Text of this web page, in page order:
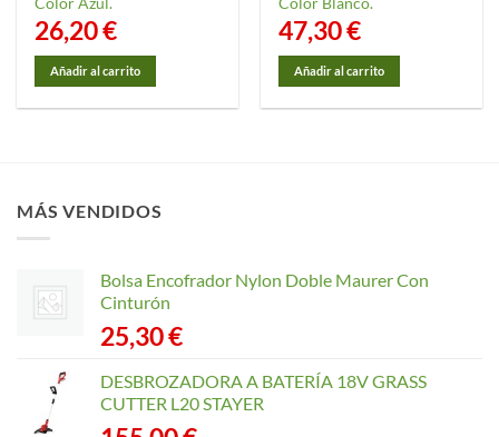
Color Azul.
26,20€
Añadir al carrito
Color Blanco.
47,30€
Añadir al carrito
MÁS VENDIDOS
Bolsa Encofrador Nylon Doble Maurer Con
Cinturón
25,30€
DESBROZADORA A BATERÍA 18V GRASS
CUTTER L20 STAYER